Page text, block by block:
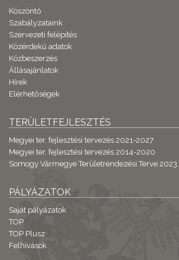
Köszöntő
Szabályzataink
Szervezeti felépítés
Közérdekű adatok
Közbeszerzés
Állásajánlatok
Hírek
Elérhetőségek
TERÜLETFEJLESZTÉS
Megyei ter. fejlesztési tervezés 2021-2027
Megyei ter. fejlesztési tervezés 2014-2020
Somogy Vármegye Területrendezési Terve 2023.
PÁLYÁZATOK
Saját pályázatok
TOP
TOP Plusz
Felhívások